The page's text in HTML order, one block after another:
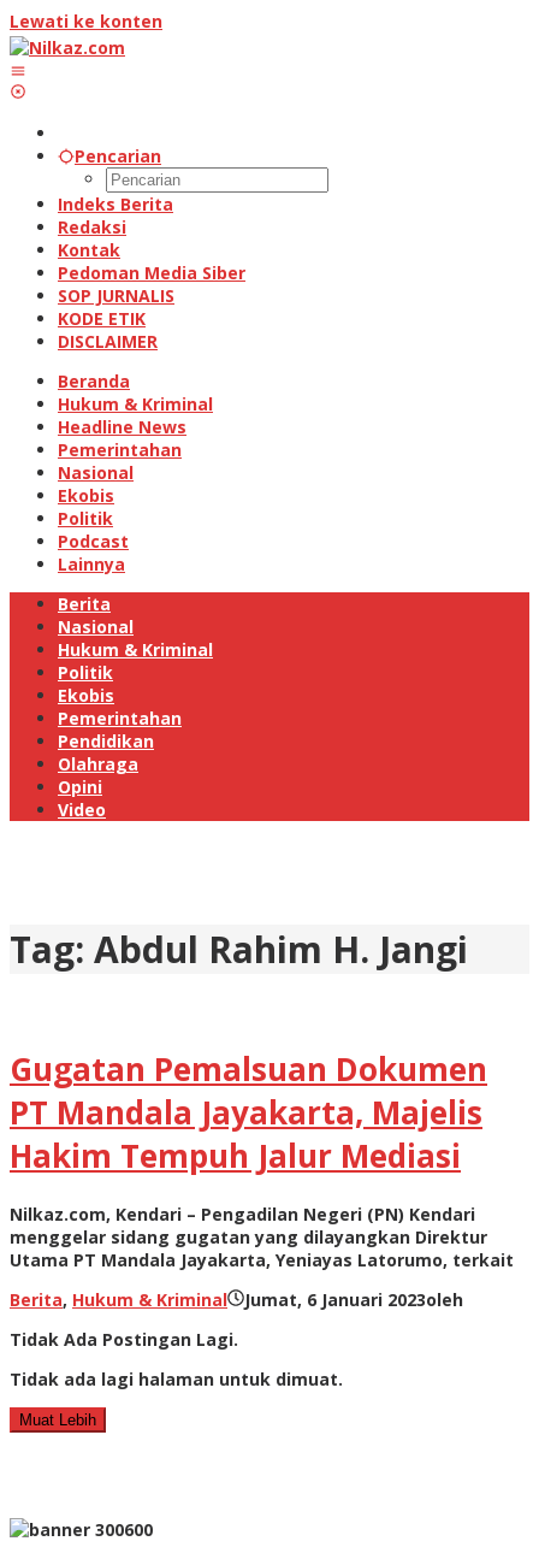
Lewati ke konten
Pencarian
Indeks Berita
Redaksi
Kontak
Pedoman Media Siber
SOP JURNALIS
KODE ETIK
DISCLAIMER
Beranda
Hukum & Kriminal
Headline News
Pemerintahan
Nasional
Ekobis
Politik
Podcast
Lainnya
Berita
Nasional
Hukum & Kriminal
Politik
Ekobis
Pemerintahan
Pendidikan
Olahraga
Opini
Video
Tag: Abdul Rahim H. Jangi
Gugatan Pemalsuan Dokumen
PT Mandala Jayakarta, Majelis
Hakim Tempuh Jalur Mediasi
Nilkaz.com, Kendari – Pengadilan Negeri (PN) Kendari
menggelar sidang gugatan yang dilayangkan Direktur
Utama PT Mandala Jayakarta, Yeniayas Latorumo, terkait
Berita, Hukum & Kriminal Jumat, 6 Januari 2023oleh
Tidak Ada Postingan Lagi.
Tidak ada lagi halaman untuk dimuat.
Muat Lebih